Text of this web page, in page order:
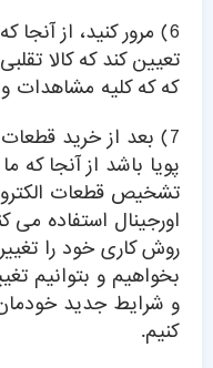
6) مرور کنید، از
تعیین کند که کالا
که که کلیه مشاهدات
7) بعد از خرید قطعات
پویا باشد از آنجا
تشخیص قطعات
اورجینال استفاده می
روش کاری خود را
بخواهیم و بتوانیم
و شرایط جدید
کنیم.